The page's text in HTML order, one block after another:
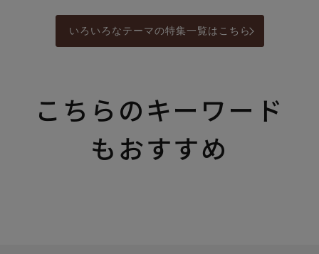
いろいろなテーマの特集一覧はこちら
こちらのキーワード
もおすすめ